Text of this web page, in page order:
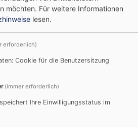
Uhr
Abend
Kleinsten, Thema: "Die
Höhr
Herrieden
möchten. Für weitere Informationen
lesen.
erforderlich)
Cookie für die Benutzersitzung
(immer erforderlich)
Ihre Einwilligungsstatus im